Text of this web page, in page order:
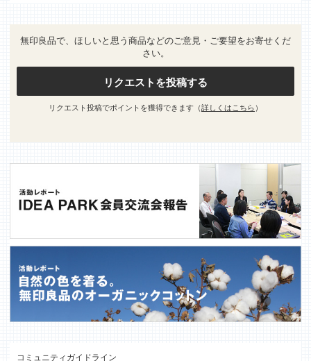
無印良品で、ほしいと思う商品などのご意見・ご要望をお寄せくだ
さい。
リクエストを投稿する
リクエスト投稿でポイントを獲得できます（詳しくはこちら ）
コミュニティガイドライン